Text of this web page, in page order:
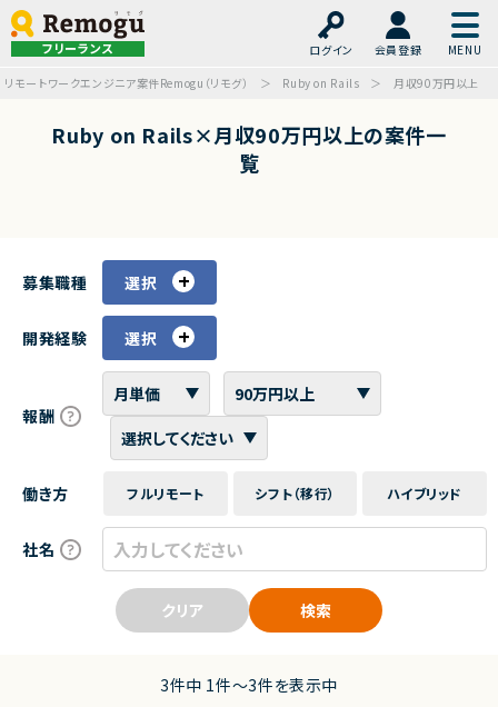
フリーランス ログイン
会員登録
リモートワークエンジニア案件Remogu（リモグ）
Ruby on Rails 月収90万円以上
Ruby on Rails×月収90万円以上の案件一
覧
募集職種 選択
開発経験 選択
報酬
働き方 フルリモート シフト（移行） ハイブリッド
社名
クリア 検索
3件中 1件〜3件を表示中